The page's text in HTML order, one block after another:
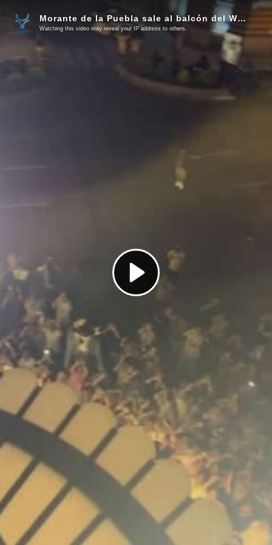
Play
Video
Morante de la Puebla sale al balcón del Wellington entre la desatada pasión de los aficionados
Watching this video may reveal your IP address to others.